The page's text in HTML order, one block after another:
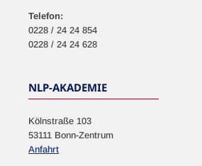
Telefon:
0228 / 24 24 854
0228 / 24 24 628
NLP-AKADEMIE
Kölnstraße 103
53111 Bonn-Zentrum
Anfahrt